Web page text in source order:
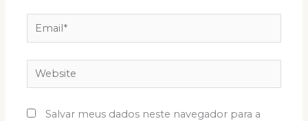
Email*
Website
Salvar meus dados neste navegador para a